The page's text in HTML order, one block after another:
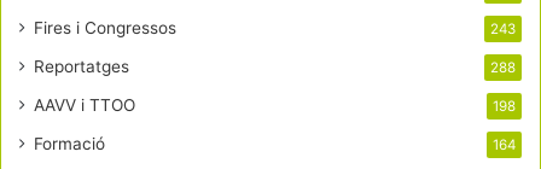
Fires i Congressos 243
Reportatges 288
AAVV i TTOO 198
Formació 164